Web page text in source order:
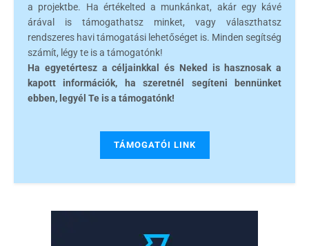
a projektbe. Ha értékelted a munkánkat, akár egy kávé
árával is támogathatsz minket, vagy választhatsz
rendszeres havi támogatási lehetőséget is. Minden segítség
számít, légy te is a támogatónk!
Ha egyetértesz a céljainkkal és Neked is hasznosak a
kapott információk, ha szeretnél segíteni bennünket
ebben, legyél Te is a támogatónk!
TÁMOGATÓI LINK